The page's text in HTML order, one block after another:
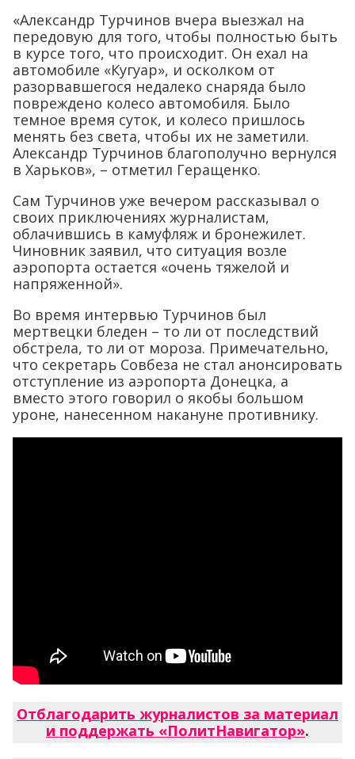
«Александр Турчинов вчера выезжал на
передовую для того, чтобы полностью быть
в курсе того, что происходит. Он ехал на
автомобиле «Кугуар», и осколком от
разорвавшегося недалеко снаряда было
повреждено колесо автомобиля. Было
темное время суток, и колесо пришлось
менять без света, чтобы их не заметили.
Александр Турчинов благополучно вернулся
в Харьков», – отметил Геращенко.
Сам Турчинов уже вечером рассказывал о
своих приключениях журналистам,
облачившись в камуфляж и бронежилет.
Чиновник заявил, что ситуация возле
аэропорта остается «очень тяжелой и
напряженной».
Во время интервью Турчинов был
мертвецки бледен – то ли от последствий
обстрела, то ли от мороза. Примечательно,
что секретарь Совбеза не стал анонсировать
отступление из аэропорта Донецка, а
вместо этого говорил о якобы большом
уроне, нанесенном накануне противнику.
Отблагодарить журналистов за материал
и поддержать «ПолитНавигатор».